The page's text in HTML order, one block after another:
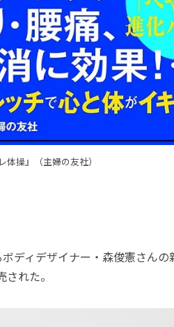
体操』（主婦の友社）
ディデザイナー・森俊憲さんの
れた。